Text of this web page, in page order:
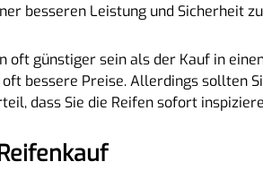
besseren Leistung und Sicherheit
oft günstiger sein als der Kauf in
bessere Preise. Allerdings sollten
dass Sie die Reifen sofort